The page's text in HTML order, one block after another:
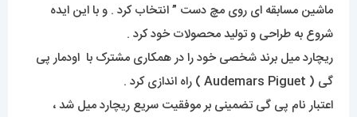
ماشین مسابقه ای روی مچ دست ” انتخاب کرد . و با این ایده
شروع به طراحی و تولید محصولات خود کرد .
ریچارد میل برند شخصی خود را در همکاری مشترک با اودمار پی
گی ( Audemars Piguet ) راه اندازی کرد .
اعتبار نام پی گی تضمینی بر موفقیت سریع ریچارد میل شد ،